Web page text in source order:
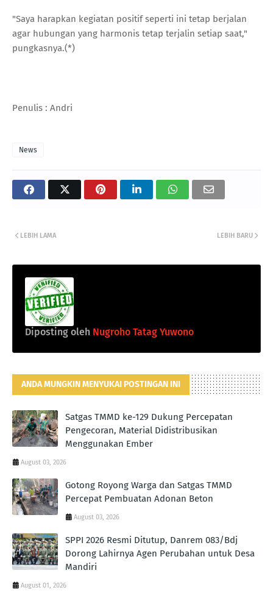
"Saya harapkan kegiatan positif seperti ini tetap berjalan
agar hubungan yang harmonis tetap terjalin setiap saat,"
pungkasnya.(*)
Penulis : Andri
News
LEBIH BARU
LEBIH LAMA
Diposting oleh Nugroho Tatag Yuwono
ANDA MUNGKIN MENYUKAI POSTINGAN INI
Satgas TMMD ke-129 Dukung Percepatan
Pengecoran, Material Didistribusikan
Menggunakan Ember
August 03, 2026
Gotong Royong Warga dan Satgas TMMD
Percepat Pembuatan Adonan Beton
August 03, 2026
SPPI 2026 Resmi Ditutup, Danrem 083/Bdj
Dorong Lahirnya Agen Perubahan untuk Desa
Mandiri
August 01, 2026